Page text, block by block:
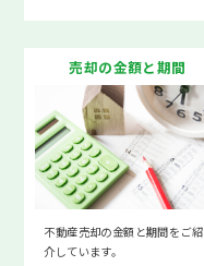
売却の金額と期間
不動産売却の金額と期間をご紹
介しています。